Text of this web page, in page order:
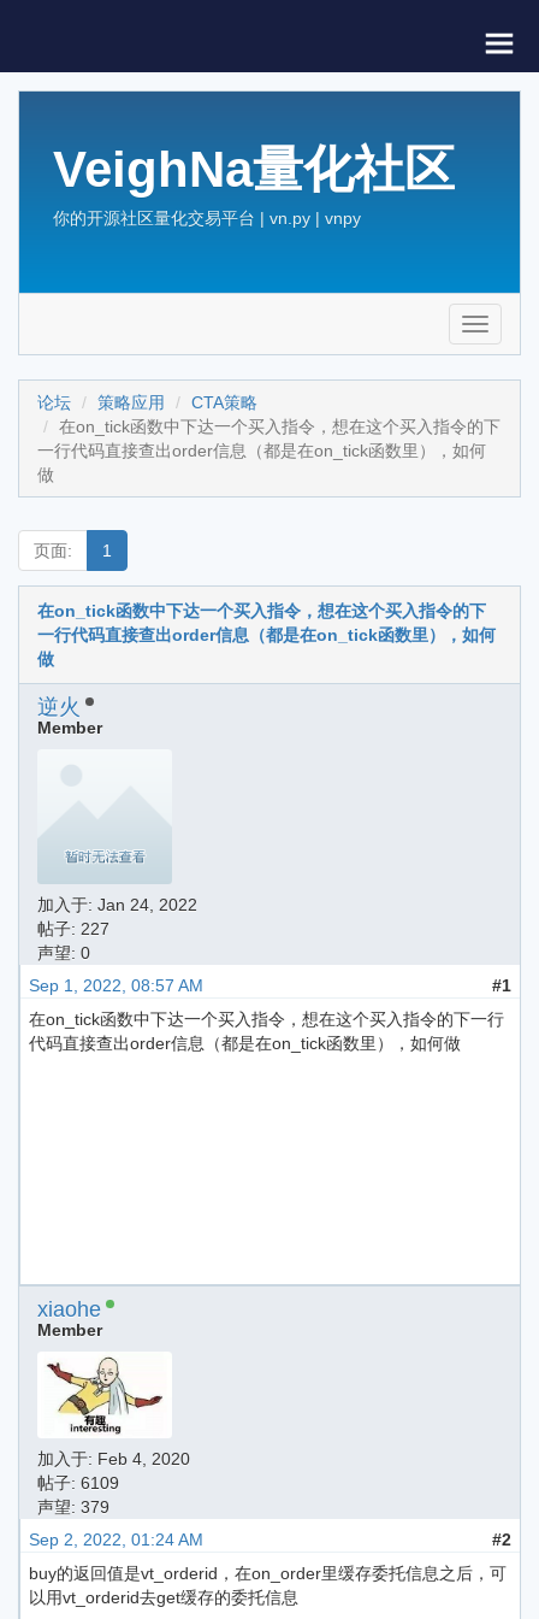
VeighNa量化社区
你的开源社区量化交易平台 | vn.py | vnpy
Toggle
论坛 策略应用
CTA策略
在on_tick函数中下达一个买入指令，想在这个买入指令的下
一行代码直接查出order信息（都是在on_tick函数里），如何
做
页面: 1
在on_tick函数中下达一个买入指令，想在这个买入指令的下
一行代码直接查出order信息（都是在on_tick函数里），如何
做
逆火
Member
加入于: Jan 24, 2022
帖子: 227
声望: 0
Sep 1, 2022, 08:57 AM
#1
在on_tick函数中下达一个买入指令，想在这个买入指令的下一行
代码直接查出order信息（都是在on_tick函数里），如何做
xiaohe
Member
加入于: Feb 4, 2020
帖子: 6109
声望: 379
Sep 2, 2022, 01:24 AM
#2
buy的返回值是vt_orderid，在on_order里缓存委托信息之后，可
以用vt_orderid去get缓存的委托信息